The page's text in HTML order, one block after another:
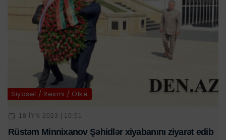
Siyasət / Rəsmi / Ölkə
18 IYN 2023 | 10:51
Rüstəm Minnixanov Şəhidlər xiyabanını ziyarət edib